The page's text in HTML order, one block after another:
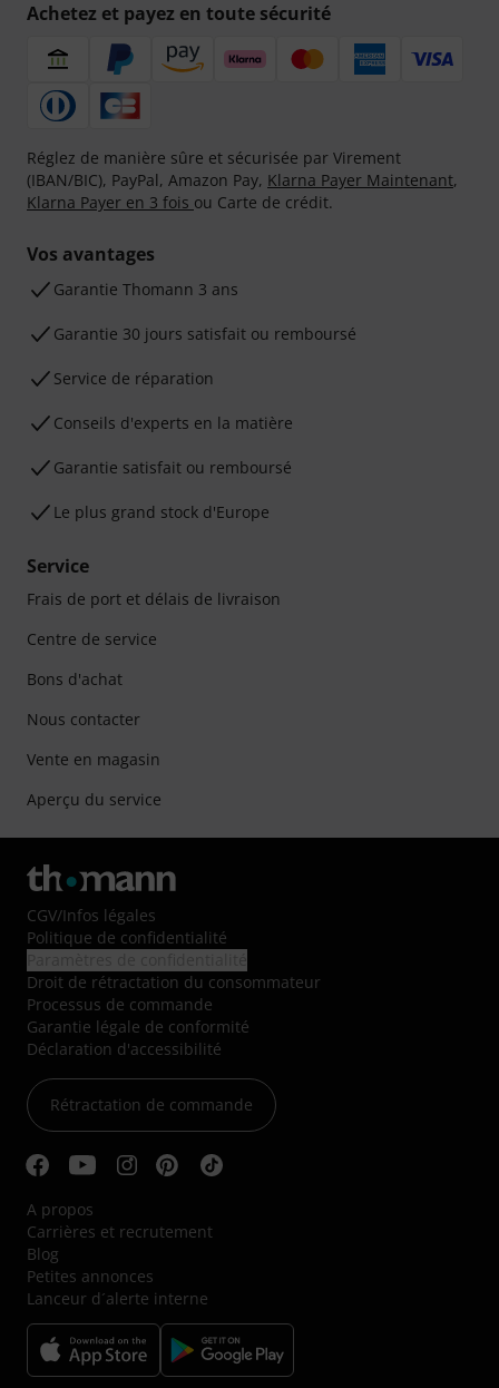
Achetez et payez en toute sécurité
Réglez de manière sûre et sécurisée par Virement
(IBAN/BIC), PayPal, Amazon Pay, Klarna Payer Maintenant,
Klarna Payer en 3 fois ou Carte de crédit.
Vos avantages
Ga­ran­tie Thomann 3 ans
Garantie 30 jours satisfait ou remboursé
Service de réparation
Conseils d'experts en la matière
Garantie satisfait ou remboursé
Le plus grand stock d'Europe
Service
Frais de port et délais de livraison
Centre de service
Bons d'achat
Nous contacter
Vente en magasin
Aperçu du service
CGV/Infos légales
Politique de confidentialité
Droit de rétractation du consommateur
Processus de commande
Garantie légale de conformité
Déclaration d'accessibilité
Rétractation de commande
A propos
Carrières et recrutement
Blog
Petites annonces
Lanceur d´alerte interne